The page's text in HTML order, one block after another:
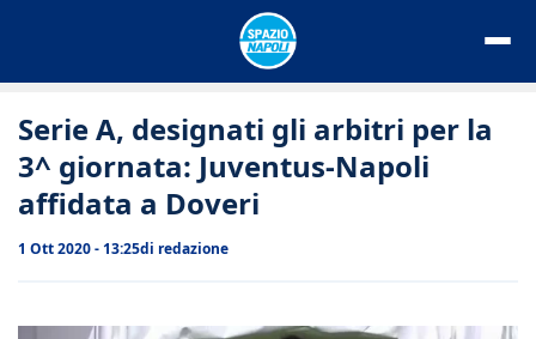
Serie A, designati gli arbitri per la
3^ giornata: Juventus-Napoli
affidata a Doveri
1 Ott 2020 - 13:25di redazione